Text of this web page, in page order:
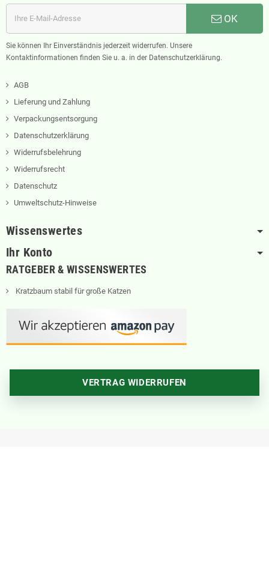
OK
Sie können Ihr Einverständnis jederzeit widerrufen. Unsere
Kontaktinformationen finden Sie u. a. in der Datenschutzerklärung.
AGB
Lieferung und Zahlung
Verpackungsentsorgung
Datenschutzerklärung
Widerrufsbelehrung
Widerrufsrecht
Datenschutz
Umweltschutz-Hinweise
Wissenswertes
Ihr Konto
RATGEBER & WISSENSWERTES
Kratzbaum stabil für große Katzen
VERTRAG WIDERRUFEN